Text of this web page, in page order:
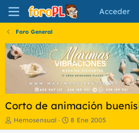
Acceder
Foro General
Corto de animación
I
n
Hemosensual
F
e
8 Ene 2005